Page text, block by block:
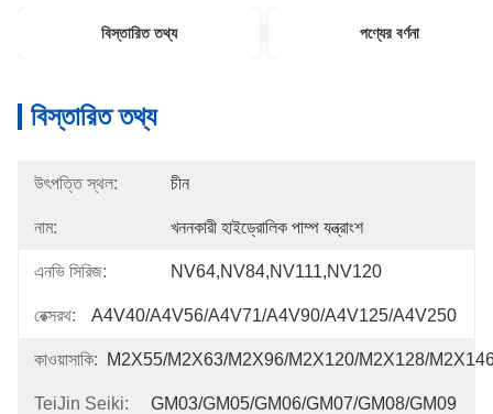
বিস্তারিত তথ্য পণ্যের বর্ণনা
বিস্তারিত তথ্য
উৎপত্তি স্থল: চীন
নাম: খননকারী হাইড্রোলিক পাম্প যন্ত্রাংশ
এনভি সিরিজ: NV64,NV84,NV111,NV120
রেক্সরথ: A4V40/A4V56/A4V71/A4V90/A4V125/A4V250
কাওয়াসাকি: M2X55/M2X63/M2X96/M2X120/M2X128/
TeiJin Seiki: GM03/GM05/GM06/GM07/GM08/GM09